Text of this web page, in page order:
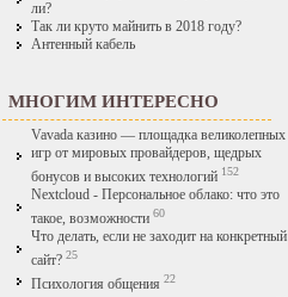
ли?
Так ли круто майнить в 2018 году?
Антенный кабель
МНОГИМ ИНТЕРЕСНО
Vavada казино — площадка великолепных
игр от мировых провайдеров, щедрых
бонусов и высоких технологий 152
Nextcloud - Персональное облако: что это
такое, возможности 60
Что делать, если не заходит на конкретный
сайт? 25
Психология общения 22